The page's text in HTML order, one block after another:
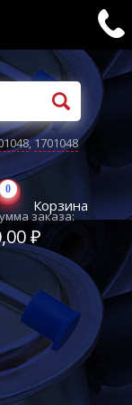
,1701048
0
Корзина
заказа:
₽